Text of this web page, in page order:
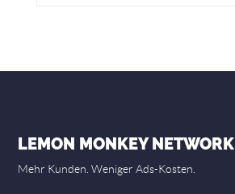
LEMON MONKEY NETWORK
Mehr Kunden. Weniger Ads-Kosten.